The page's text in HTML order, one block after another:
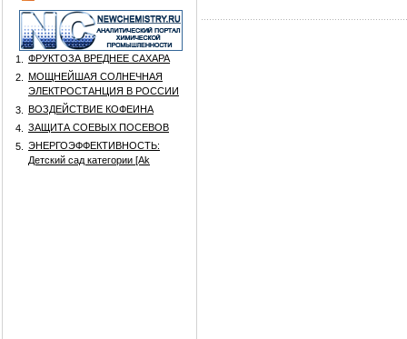
1.
ФРУКТОЗА ВРЕДНЕЕ САХАРА
2.
МОЩНЕЙШАЯ СОЛНЕЧНАЯ
ЭЛЕКТРОСТАНЦИЯ В РОССИИ
3.
ВОЗДЕЙСТВИЕ КОФЕИНА
4.
ЗАЩИТА СОЕВЫХ ПОСЕВОВ
5.
ЭНЕРГОЭФФЕКТИВНОСТЬ:
Детский сад категории [Аk